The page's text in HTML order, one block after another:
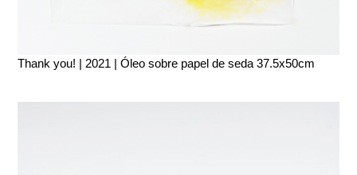
Thank you! | 2021 | Óleo sobre papel de seda 37.5x50cm